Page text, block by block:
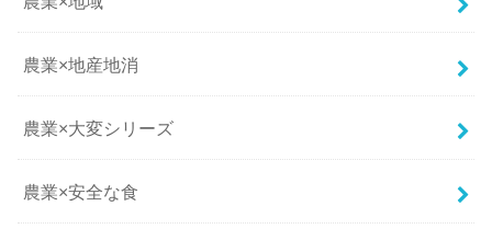
農業×地産地消
農業×大変シリーズ
農業×安全な食